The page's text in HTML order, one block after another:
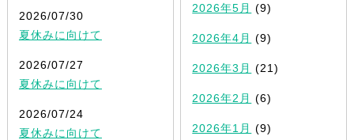
2026/07/30
夏休みに向けて
2026/07/27
夏休みに向けて
2026/07/24
夏休みに向けて
2026年5月 (9)
2026年4月 (9)
2026年3月 (21)
2026年2月 (6)
2026年1月 (9)